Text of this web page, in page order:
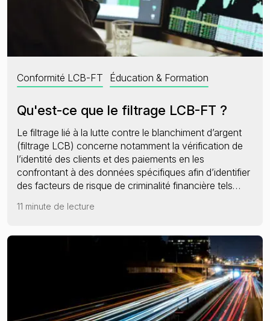
Conformité LCB-FT Éducation & Formation
Qu'est-ce que le filtrage LCB-FT ?
Le filtrage lié à la lutte contre le blanchiment d’argent
(filtrage LCB) concerne notamment la vérification de
l’identité des clients et des paiements en les
confrontant à des données spécifiques afin d’identifier
des facteurs de risque de criminalité financière tels…
11 minute de lecture